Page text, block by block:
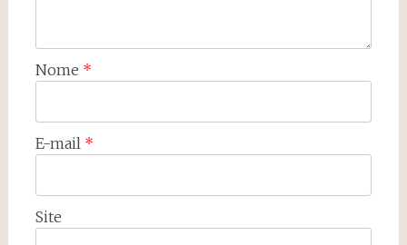
Nome *
E-mail *
Site